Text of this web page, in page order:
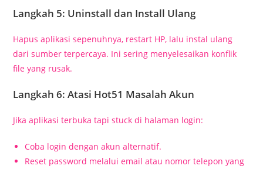
Langkah 5: Uninstall dan Install Ulang
Hapus aplikasi sepenuhnya, restart HP, lalu instal ulang
dari sumber terpercaya. Ini sering menyelesaikan konflik
file yang rusak.
Langkah 6: Atasi Hot51 Masalah Akun
Jika aplikasi terbuka tapi stuck di halaman login:
Coba login dengan akun alternatif.
Reset password melalui email atau nomor telepon yang